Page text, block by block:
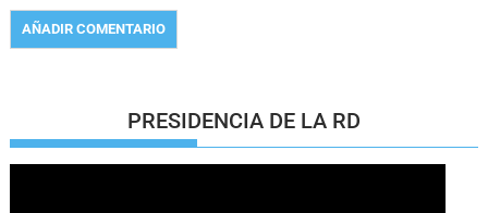
PRESIDENCIA DE LA RD